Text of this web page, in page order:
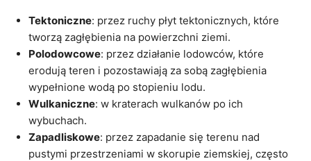
Tektoniczne: przez ruchy płyt tektonicznych, które
tworzą zagłębienia na powierzchni ziemi.
Polodowcowe: przez działanie lodowców, które
erodują teren i pozostawiają za sobą zagłębienia
wypełnione wodą po stopieniu lodu.
Wulkaniczne: w kraterach wulkanów po ich
wybuchach.
Zapadliskowe: przez zapadanie się terenu nad
pustymi przestrzeniami w skorupie ziemskiej, często